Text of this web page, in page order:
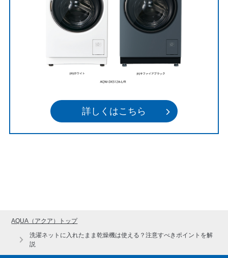
詳しくはこちら
AQUA（アクア）トップ
洗濯ネットに入れたまま乾燥機は使える？注意すべきポイントを解
説